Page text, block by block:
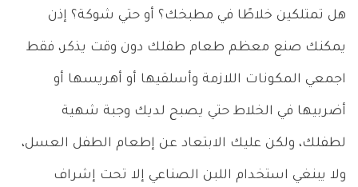
هل تمتلكين خلاطًا في مطبخك؟ أو حتي شوكة؟ إذن
يمكنك صنع معظم طعام طفلك دون وقت يذكر، فقط
اجمعي المكونات اللازمة وأسلقيها أو أهريسها أو
أضربيها في الخلاط حتي يصبح لديك وجبة شهية
لطفلك، ولكن عليك الابتعاد عن إطعام الطفل العسل،
ولا يبنغي استخدام اللبن الصناعي إلا تحت إشراف